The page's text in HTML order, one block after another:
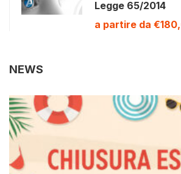
Legge 65/2014
a partire da
NEWS